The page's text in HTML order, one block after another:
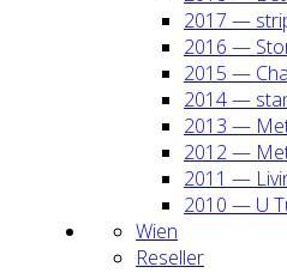
2017 —
2016 —
2015 —
2014 —
2013 —
2012 —
2011 —
2010 — U
Wien
Resel­ler